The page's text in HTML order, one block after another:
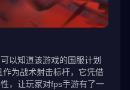
以知道该游戏的国服计划
为战术射击标杆，它凭借
，让玩家对fps手游有了一